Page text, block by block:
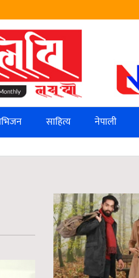
साहित्य नेपाली